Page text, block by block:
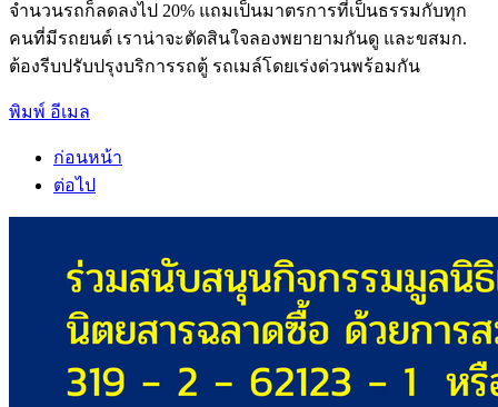
จำนวนรถก็ลดลงไป 20% แถมเป็นมาตรการที่เป็นธรรมกับทุก
คนที่มีรถยนต์ เราน่าจะตัดสินใจลองพยายามกันดู และขสมก.
ต้องรีบปรับปรุงบริการรถตู้ รถเมล์โดยเร่งด่วนพร้อมกัน
พิมพ์ อีเมล
ก่อนหน้า
ต่อไป